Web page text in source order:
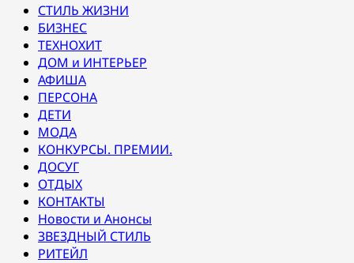
СТИЛЬ ЖИЗНИ
БИЗНЕС
ТЕХНОХИТ
ДОМ и ИНТЕРЬЕР
АФИША
ПЕРСОНА
ДЕТИ
МОДА
КОНКУРСЫ. ПРЕМИИ.
ДОСУГ
ОТДЫХ
КОНТАКТЫ
Новости и Анонсы
ЗВЕЗДНЫЙ СТИЛЬ
РИТЕЙЛ